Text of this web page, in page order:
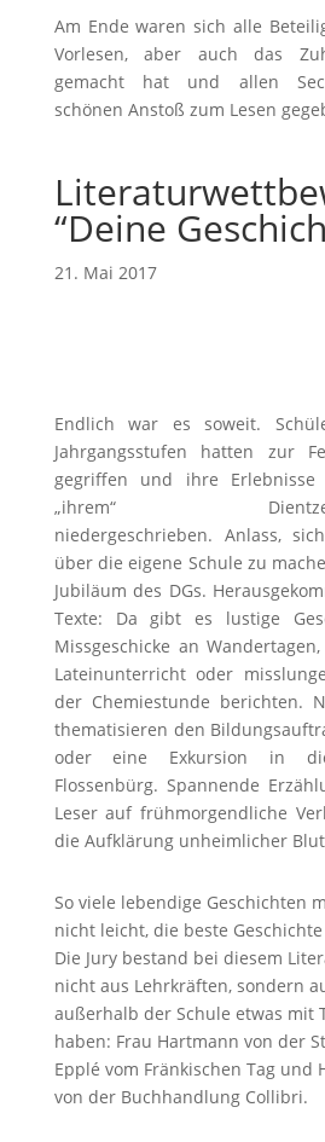
Am Ende waren sich alle
Vorlesen, aber auch das
gemacht hat und allen
schönen Anstoß zum Lesen
“Deine
21. Mai 2017
Endlich war es soweit.
Jahrgangsstufen hatten zur
gegriffen und ihre Erlebnisse
„ihrem“
niedergeschrieben. Anlass,
über die eigene Schule zu
Jubiläum des DGs.
Texte: Da gibt es lustige
Missgeschicke an
Lateinunterricht oder
der Chemiestunde berichten.
thematisieren den
oder eine Exkursion in die
Flossenbürg. Spannende
Leser auf frühmorgendliche
die Aufklärung unheimlicher
So viele lebendige Geschichten
nicht leicht, die beste
Die Jury bestand bei diesem
nicht aus Lehrkräften, sondern
außerhalb der Schule etwas mit
haben: Frau Hartmann von der
Epplé vom Fränkischen Tag und
von der Buchhandlung Collibri.